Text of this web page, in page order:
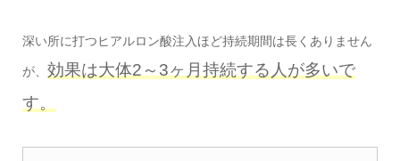
深い所に打つヒアルロン酸注入ほど持続期間は長くありません
が、 効果は大体2～3ヶ月持続する人が多いで
す。